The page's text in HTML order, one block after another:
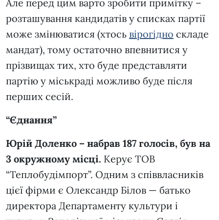
Але перед цим варто зробити примітку –
розташування кандидатів у списках партії
може змінюватися (хтось вірогідно складе
мандат), тому остаточно впевнитися у
прізвищах тих, хто буде представляти
партію у міськраді можливо буде після
перших сесій.
“Єднання”
Юрій Доленко – набрав 187 голосів, був на
3 окружному місці. Керує ТОВ
“Теплобудімпорт”. Одним з співвласників
цієї фірми є Олександр Білов — батько
директора Департаменту культури і